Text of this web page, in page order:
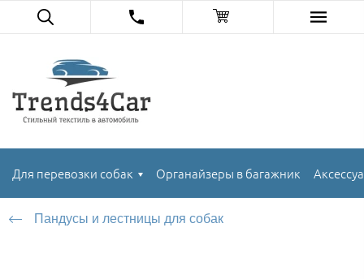
Для перевозки собак Органайзеры в багажник
Пандусы и лестницы для собак